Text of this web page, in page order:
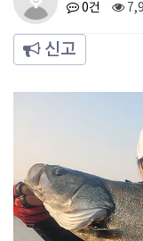
0건
신고